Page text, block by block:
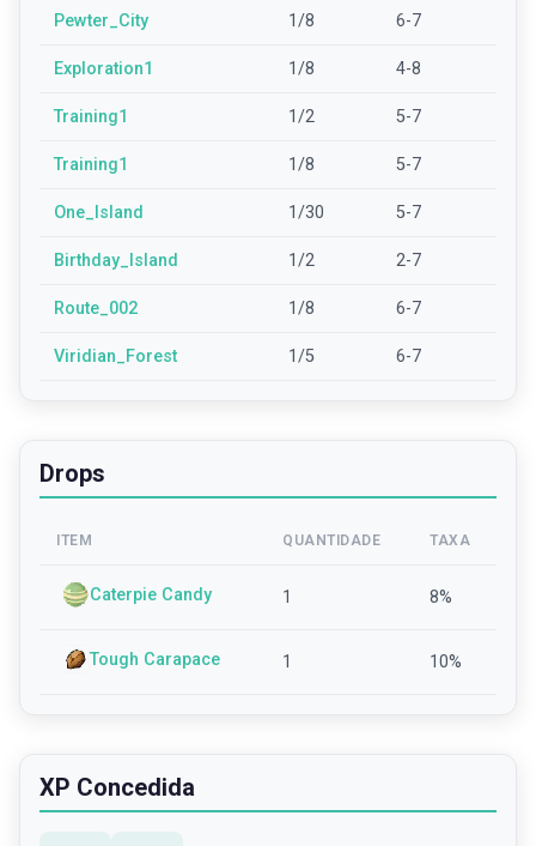
Pewter_City 1/8 6-7
Exploration1 1/8 4-8
Training1 1/2 5-7
Training1 1/8 5-7
One_Island 1/30 5-7
Birthday_Island 1/2 2-7
Route_002 1/8 6-7
Viridian_Forest 1/5 6-7
Drops
ITEM QUANTIDADE TAXA
Caterpie Candy 1 8%
Tough Carapace 1 10%
XP Concedida